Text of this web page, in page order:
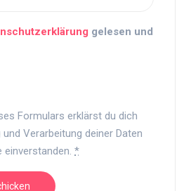
gelesen und
Formulars erklärst du dich
Verarbeitung deiner Daten
einverstanden. *